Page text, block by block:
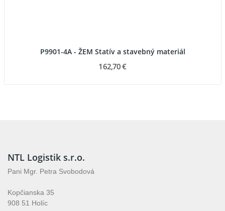
P9901-4A - ŽEM Statív a stavebný materiál
162,70 €
NTL Logistik s.r.o.
Pani Mgr. Petra Svobodová
Kopčianska 35
908 51 Holíc